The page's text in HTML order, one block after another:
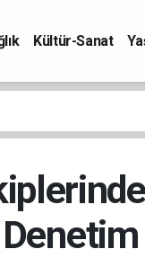
Kültür-Sanat
Denetim